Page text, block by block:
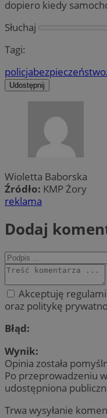
dopiero kiedy
Słuchaj
Tagi:
policjabezpieczeństwo
Udostępnij
Wioletta Baborska
Źródło: KMP Żory
reklama
Dodaj
Akceptuję
oraz politykę
Błąd:
Wynik:
Opinia została
Po przeprowadzeniu
udostępniona
Trwa wysyłanie